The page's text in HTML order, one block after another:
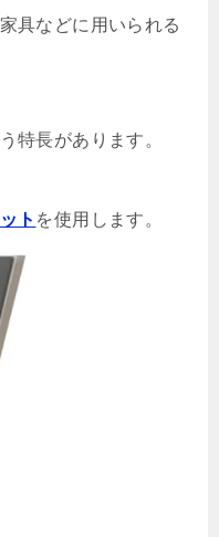
具などに用いられる
特長があります。
ト を使用します。